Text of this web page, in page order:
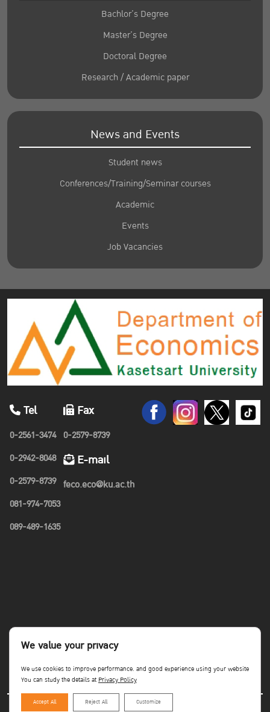
Bachlor’s Degree
Master’s Degree
Doctoral Degree
Research / Academic paper
News and Events
Student news
Conferences/Training/Seminar courses
Academic
Events
Job Vacancies
Tel
0-2561-3474
0-2942-8048
0-2579-8739
081-974-7053
089-489-1635
Fax
0-2579-8739
E-mail
feco.eco@ku.ac.th
We value your privacy
We use cookies to improve performance. and good experience using your website
You can study the details atPrivacy Policy
Accept All Reject All Customize